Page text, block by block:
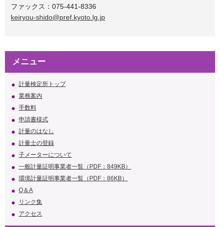
ファックス：075-441-8336
keiryou-shido@pref.kyoto.lg.jp
メニュー
計量検定所トップ
業務案内
手数料
申請書様式
計量のはなし
計量士の登録
子メーターについて
一般計量証明事業者一覧（PDF：849KB）
環境計量証明事業者一覧（PDF：86KB）
Q＆A
リンク集
アクセス